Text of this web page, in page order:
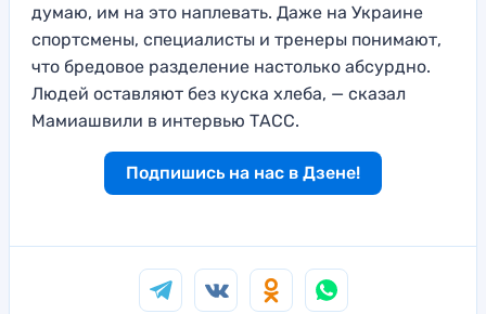
думаю, им на это наплевать. Даже на Украине
спортсмены, специалисты и тренеры понимают,
что бредовое разделение настолько абсурдно.
Людей оставляют без куска хлеба, — сказал
Мамиашвили в интервью ТАСС.
Подпишись на нас в Дзене!